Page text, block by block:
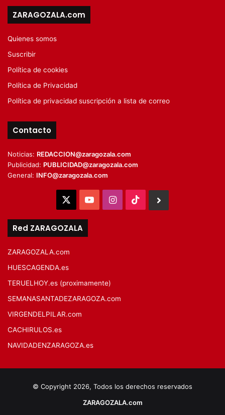
ZARAGOZALA.com
Quienes somos
Suscribir
Política de cookies
Política de Privacidad
Política de privacidad suscripción a lista de correo
Contacto
Noticias: REDACCION@zaragozala.com
Publicidad: PUBLICIDAD@zaragozala.com
General: INFO@zaragozala.com
YouTubeInstagram
TikTok
Red ZARAGOZALA
ZARAGOZALA.com
HUESCAGENDA.es
TERUELHOY.es (proximamente)
SEMANASANTADEZARAGOZA.com
VIRGENDELPILAR.com
CACHIRULOS.es
NAVIDADENZARAGOZA.es
© Copyright 2026, Todos los derechos reservados
ZARAGOZALA.com